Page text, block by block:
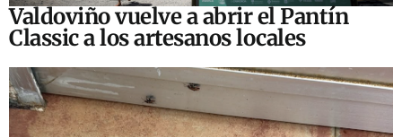
Valdoviño vuelve a abrir el Pantín
Classic a los artesanos locales